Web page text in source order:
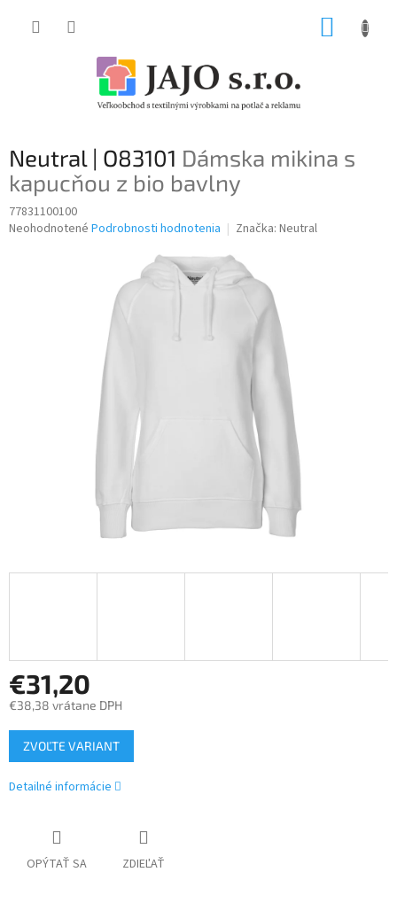
Neutral | O83101 Dámska mikina s
kapucňou z bio bavlny
77831100100
Priemerné
Neohodnotené Podrobnosti hodnotenia Značka: Neutral
€31,20
€38,38 vrátane DPH
Jednotková
cena:
ZVOĽTE VARIANT
Detailné informácie
OPÝTAŤ SA ZDIEĽAŤ